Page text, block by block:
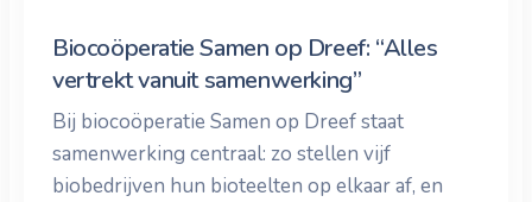
Biocoöperatie Samen op Dreef: “Alles
vertrekt vanuit samenwerking”
Bij biocoöperatie Samen op Dreef staat
samenwerking centraal: zo stellen vijf
biobedrijven hun bioteelten op elkaar af, en